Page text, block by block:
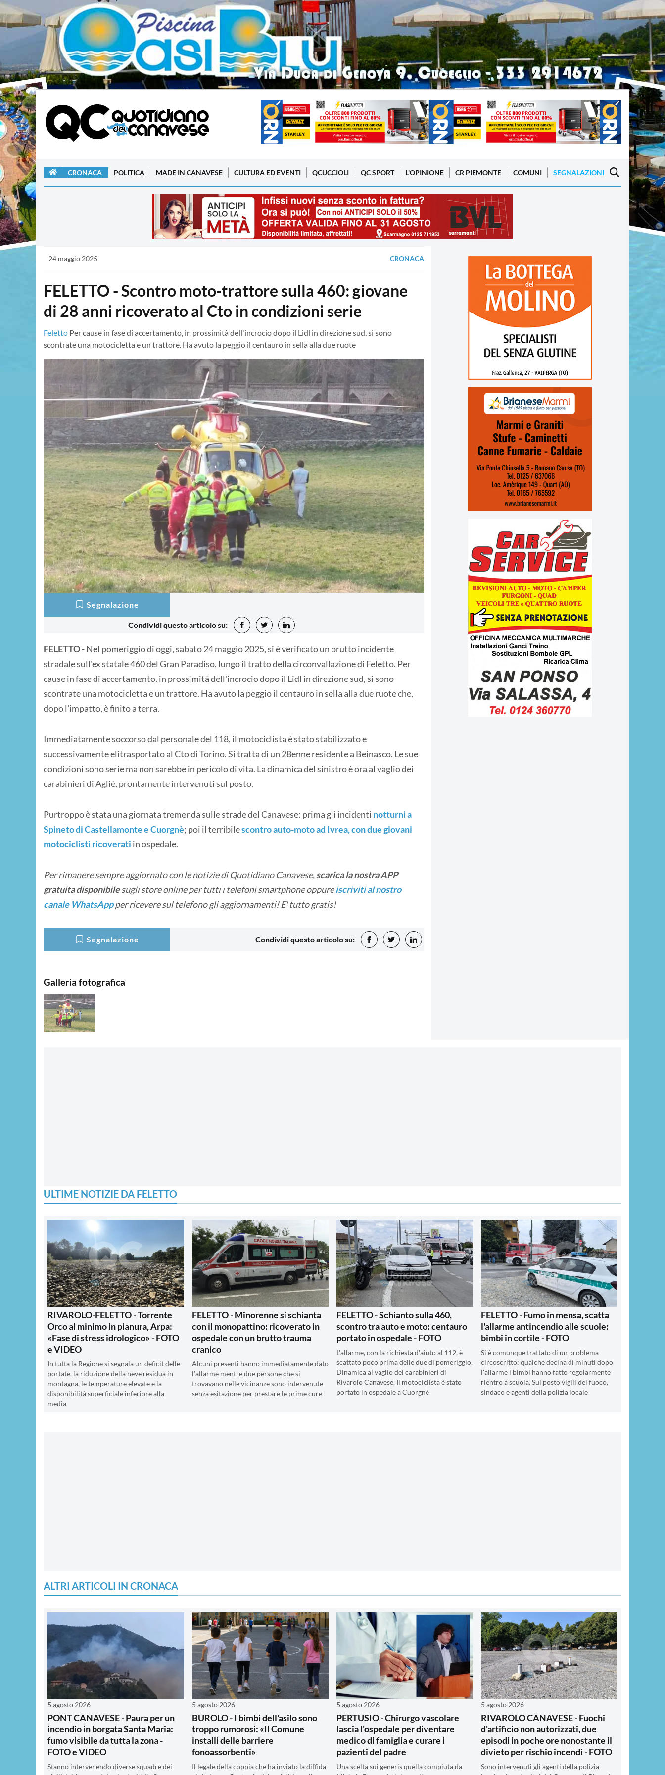
CRONACA POLITICA MADE IN CANAVESE CULTURA ED EVENTI QCUCCIOLI QC SPORT L'OPINIONE CR PIEMONTE COMUNI SEGNALAZIONI
24 maggio 2025 CRONACA
FELETTO - Scontro moto-trattore sulla 460: giovane
di 28 anni ricoverato al Cto in condizioni serie
Feletto Per cause in fase di accertamento, in prossimità dell'incrocio dopo il Lidl in direzione sud, si sono
scontrate una motocicletta e un trattore. Ha avuto la peggio il centauro in sella alla due ruote
Segnalazione
Condividi questo articolo su:
FELETTO- Nel pomeriggio di oggi, sabato 24 maggio 2025, si è verificato un brutto incidente
stradale sull'ex statale 460 del Gran Paradiso, lungo il tratto della circonvallazione di Feletto. Per
cause in fase di accertamento, in prossimità dell'incrocio dopo il Lidl in direzione sud, si sono
scontrate una motocicletta e un trattore. Ha avuto la peggio il centauro in sella alla due ruote che,
dopo l'impatto, è finito a terra.
Immediatamente soccorso dal personale del 118, il motociclista è stato stabilizzato e
successivamente elitrasportato al Cto di Torino. Si tratta di un 28enne residente a Beinasco. Le sue
condizioni sono serie ma non sarebbe in pericolo di vita. La dinamica del sinistro è ora al vaglio dei
carabinieri di Agliè, prontamente intervenuti sul posto.
Purtroppo è stata una giornata tremenda sulle strade del Canavese: prima gli incidenti notturni a
Spineto di Castellamonte e Cuorgnè; poi il terribilescontro auto-moto ad Ivrea, con due giovani
motociclisti ricoverati in ospedale.
Per rimanere sempre aggiornato con le notizie di Quotidiano Canavese,scarica la nostra APP
gratuita disponibilesugli store onlineper tutti i telefoni smartphone oppureiscriviti al nostro
canale WhatsAppper ricevere sul telefono gli aggiornamenti! E' tutto gratis!
Segnalazione Condividi questo articolo su:
Galleria fotografica
ULTIME NOTIZIE DA FELETTO
RIVAROLO-FELETTO - Torrente
Orco al minimo in pianura, Arpa:
«Fase di stress idrologico» - FOTO
e VIDEO
In tutta la Regione si segnala un deficit delle
portate, la riduzione della neve residua in
montagna, le temperature elevate e la
disponibilità superficiale inferiore alla
media
FELETTO - Minorenne si schianta
con il monopattino: ricoverato in
ospedale con un brutto trauma
cranico
Alcuni presenti hanno immediatamente dato
l’allarme mentre due persone che si
trovavano nelle vicinanze sono intervenute
senza esitazione per prestare le prime cure
FELETTO - Schianto sulla 460,
scontro tra auto e moto: centauro
portato in ospedale - FOTO
L'allarme, con la richiesta d'aiuto al 112, è
scattato poco prima delle due di pomeriggio.
Dinamica al vaglio dei carabinieri di
Rivarolo Canavese. Il motociclista è stato
portato in ospedale a Cuorgnè
FELETTO - Fumo in mensa, scatta
l'allarme antincendio alle scuole:
bimbi in cortile - FOTO
Si è comunque trattato di un problema
circoscritto: qualche decina di minuti dopo
l'allarme i bimbi hanno fatto regolarmente
rientro a scuola. Sul posto vigili del fuoco,
sindaco e agenti della polizia locale
ALTRI ARTICOLI IN CRONACA
5 agosto 2026
PONT CANAVESE - Paura per un
incendio in borgata Santa Maria:
fumo visibile da tutta la zona -
FOTO e VIDEO
Stanno intervenendo diverse squadre dei
5 agosto 2026
BUROLO - I bimbi dell'asilo sono
troppo rumorosi: «Il Comune
installi delle barriere
fonoassorbenti»
Il legale della coppia che ha inviato la diffida
5 agosto 2026
PERTUSIO - Chirurgo vascolare
lascia l'ospedale per diventare
medico di famiglia e curare i
pazienti del padre
Una scelta sui generis quella compiuta da
5 agosto 2026
RIVAROLO CANAVESE - Fuochi
d'artificio non autorizzati, due
episodi in poche ore nonostante il
divieto per rischio incendi - FOTO
Sono intervenuti gli agenti della polizia